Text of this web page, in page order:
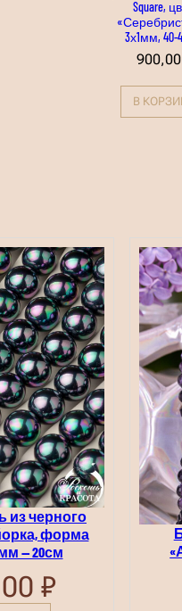
Square,
3х1мм, 40-
900,00
В
из черного
форма
— 20см
₽